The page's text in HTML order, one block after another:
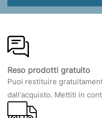
Reso prodotti gratuito
Puoi restituire
dall'acquisto. Mettiti in